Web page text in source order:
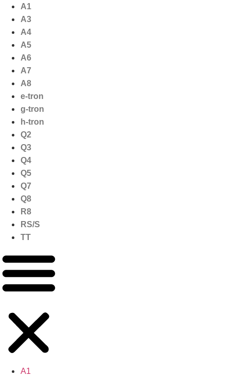
naar
inhoud
A1
A3
A4
A5
A6
A7
A8
e-tron
g-tron
h-tron
Q2
Q3
Q4
Q5
Q7
Q8
R8
RS/S
TT
A1